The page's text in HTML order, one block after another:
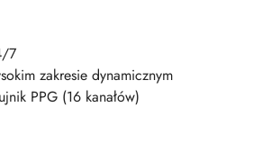
7
zakresie dynamicznym
PPG (16 kanałów)